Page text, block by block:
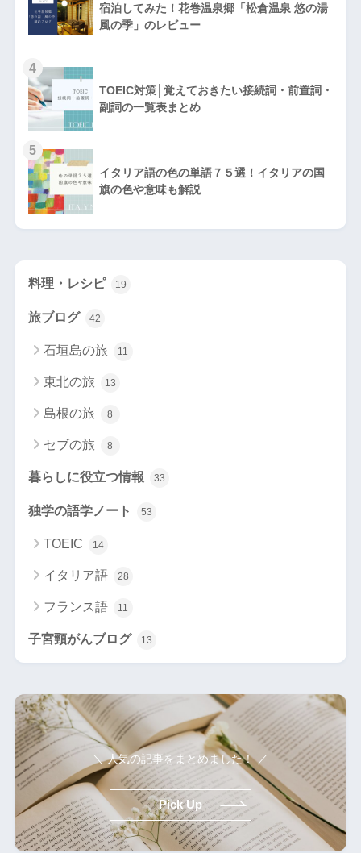
宿泊してみた！花巻温泉郷「松倉温泉 悠の湯
風の季」のレビュー
4
TOEIC対策│覚えておきたい接続詞・前置詞・
副詞の一覧表まとめ
5
イタリア語の色の単語７５選！イタリアの国
旗の色や意味も解説
料理・レシピ 19
旅ブログ 42
石垣島の旅 11
東北の旅 13
島根の旅 8
セブの旅 8
暮らしに役立つ情報 33
独学の語学ノート 53
TOEIC 14
イタリア語 28
フランス語 11
子宮頸がんブログ 13
＼ 人気の記事をまとめました！ ／
Pick Up